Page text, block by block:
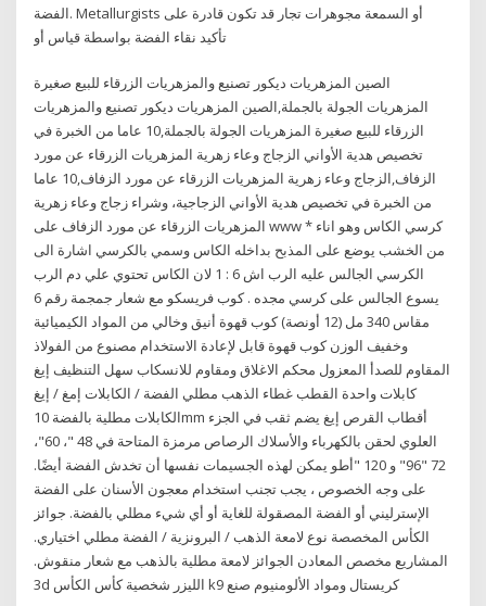
الفضة. Metallurgists أو السمعة مجوهرات تجار قد تكون قادرة على
تأكيد نقاء الفضة بواسطة قياس أو
الصين المزهريات ديكور تصنيع والمزهريات الزرقاء للبيع صغيرة
المزهريات الجولة بالجملة,الصين المزهريات ديكور تصنيع والمزهريات
الزرقاء للبيع صغيرة المزهريات الجولة بالجملة,10 عاما من الخبرة في
تخصيص هدية الأواني الزجاج وعاء زهرية المزهريات الزرقاء عن مورد
الزفاف,الزجاج وعاء زهرية المزهريات الزرقاء عن مورد الزفاف,10 عاما
من الخبرة في تخصيص هدية الأواني الزجاجية، وشراء زجاج وعاء زهرية
المزهريات الزرقاء عن مورد الزفاف على www * كرسي الكاس وهو اناء
من الخشب يوضع على المذبح بداخله الكاس وسمي بالكرسي اشارة الى
الكرسي الجالس عليه الرب اش 6 : 1 لان الكاس تحتوي علي دم الرب
يسوع الجالس على كرسي مجده . كوب فريسكو مع شعار جمجمة رقم 6
مقاس 340 مل (12 أونصة) كوب قهوة أنيق وخالي من المواد الكيميائية
وخفيف الوزن كوب قهوة قابل لإعادة الاستخدام مصنوع من الفولاذ
المقاوم للصدأ المعزول محكم الاغلاق ومقاوم للانسكاب سهل التنظيف إيغ
كابلات واحدة القطب غطاء الذهب مطلي الفضة / الكابلات إمغ / إيغ
الكابلات مطلية بالفضة 10mm أقطاب القرص إيغ يضم ثقب في الجزء
العلوي لحقن بالكهرباء والأسلاك الرصاص مرمزة المتاحة في 48 "، 60"،
72 "96" و 120 "أطو يمكن لهذه الجسيمات نفسها أن تخدش الفضة أيضًا.
على وجه الخصوص ، يجب تجنب استخدام معجون الأسنان على الفضة
الإسترليني أو الفضة المصقولة للغاية أو أي شيء مطلي بالفضة. جوائز
الكأس المخصصة نوع لامعة الذهب / البرونزية / الفضة مطلي اختياري.
المشاريع مخصص المعادن الجوائز لامعة مطلية بالذهب مع شعار منقوش.
3d الليزر شخصية كأس الكأس k9 كريستال ومواد الألومنيوم صنع